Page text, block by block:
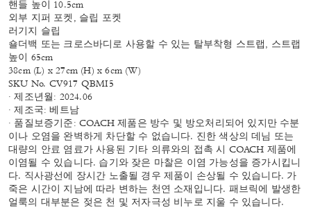
핸들 높이 10.5cm
외부 지퍼 포켓, 슬립 포켓
러기지 슬립
숄더백 또는 크로스바디로 사용할 수 있는 탈부착형 스트랩, 스트랩
높이 65cm
38cm (L) x 27cm (H) x 6cm (W)
SKU No. CV917 QBMI5
· 제조년월: 2024.06
· 제조국: 베트남
· 품질보증기준: COACH 제품은 방수 및 방오처리되어 있지만 수분
이나 오염을 완벽하게 차단할 수 없습니다. 진한 색상의 데님 또는
대량의 안료 염료가 사용된 기타 의류와의 접촉 시 COACH 제품에
이염될 수 있습니다. 습기와 잦은 마찰은 이염 가능성을 증가시킵니
다. 직사광선에 장시간 노출될 경우 제품이 손상될 수 있습니다. 가
죽은 시간이 지남에 따라 변하는 천연 소재입니다. 패브릭에 발생한
얼룩의 대부분은 젖은 천 및 저자극성 비누로 지울 수 있습니다.